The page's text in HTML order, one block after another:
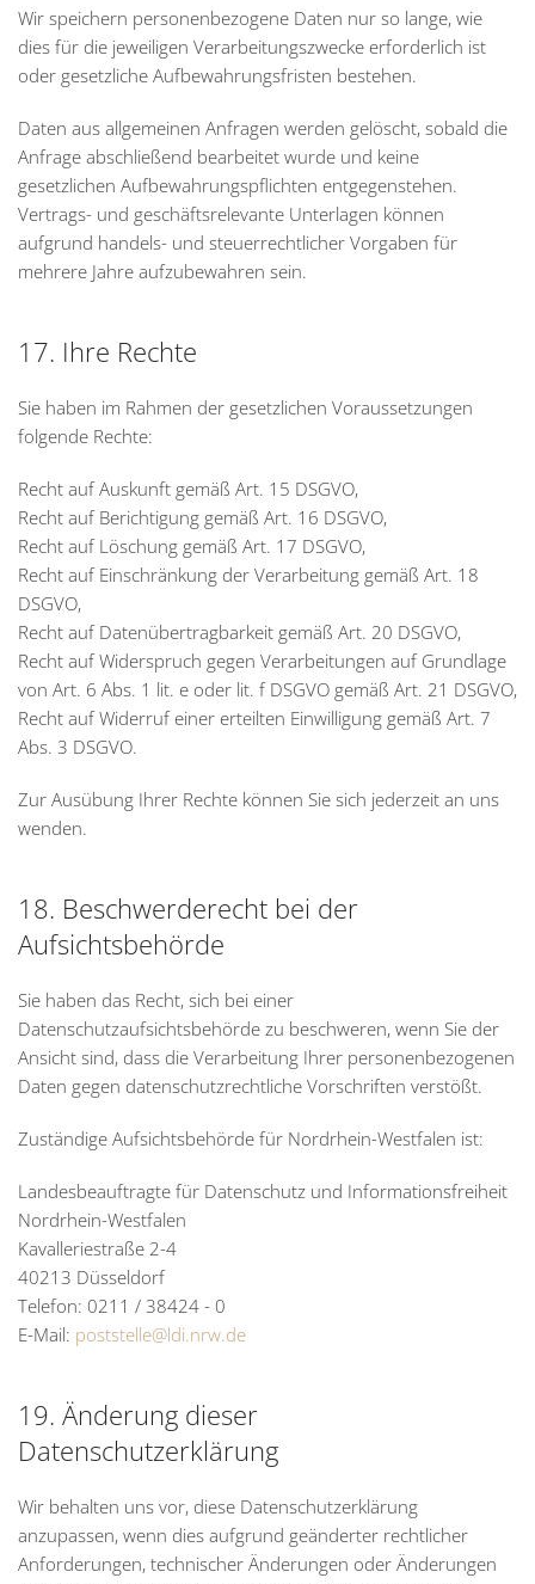
Wir speichern personenbezogene Daten nur so lange, wie
dies für die jeweiligen Verarbeitungszwecke erforderlich ist
oder gesetzliche Aufbewahrungsfristen bestehen.
Daten aus allgemeinen Anfragen werden gelöscht, sobald die
Anfrage abschließend bearbeitet wurde und keine
gesetzlichen Aufbewahrungspflichten entgegenstehen.
Vertrags- und geschäftsrelevante Unterlagen können
aufgrund handels- und steuerrechtlicher Vorgaben für
mehrere Jahre aufzubewahren sein.
17. Ihre Rechte
Sie haben im Rahmen der gesetzlichen Voraussetzungen
folgende Rechte:
Recht auf Auskunft gemäß Art. 15 DSGVO,
Recht auf Berichtigung gemäß Art. 16 DSGVO,
Recht auf Löschung gemäß Art. 17 DSGVO,
Recht auf Einschränkung der Verarbeitung gemäß Art. 18
DSGVO,
Recht auf Datenübertragbarkeit gemäß Art. 20 DSGVO,
Recht auf Widerspruch gegen Verarbeitungen auf Grundlage
von Art. 6 Abs. 1 lit. e oder lit. f DSGVO gemäß Art. 21 DSGVO,
Recht auf Widerruf einer erteilten Einwilligung gemäß Art. 7
Abs. 3 DSGVO.
Zur Ausübung Ihrer Rechte können Sie sich jederzeit an uns
wenden.
18. Beschwerderecht bei der
Aufsichtsbehörde
Sie haben das Recht, sich bei einer
Datenschutzaufsichtsbehörde zu beschweren, wenn Sie der
Ansicht sind, dass die Verarbeitung Ihrer personenbezogenen
Daten gegen datenschutzrechtliche Vorschriften verstößt.
Zuständige Aufsichtsbehörde für Nordrhein-Westfalen ist:
Landesbeauftragte für Datenschutz und Informationsfreiheit
Nordrhein-Westfalen
Kavalleriestraße 2-4
40213 Düsseldorf
Telefon: 0211 / 38424 - 0
E-Mail: poststelle@ldi.nrw.de
19. Änderung dieser
Datenschutzerklärung
Wir behalten uns vor, diese Datenschutzerklärung
anzupassen, wenn dies aufgrund geänderter rechtlicher
Anforderungen, technischer Änderungen oder Änderungen